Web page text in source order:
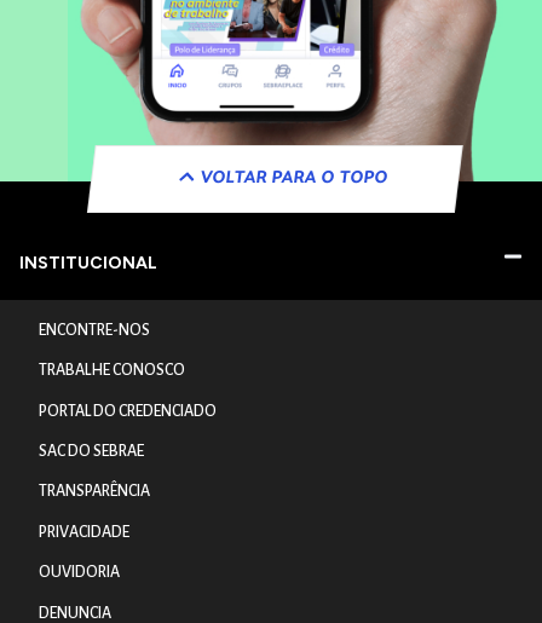
VOLTAR PARA O TOPO
INSTITUCIONAL
ENCONTRE-NOS
TRABALHE CONOSCO
PORTAL DO CREDENCIADO
SAC DO SEBRAE
TRANSPARÊNCIA
PRIVACIDADE
OUVIDORIA
DENUNCIA